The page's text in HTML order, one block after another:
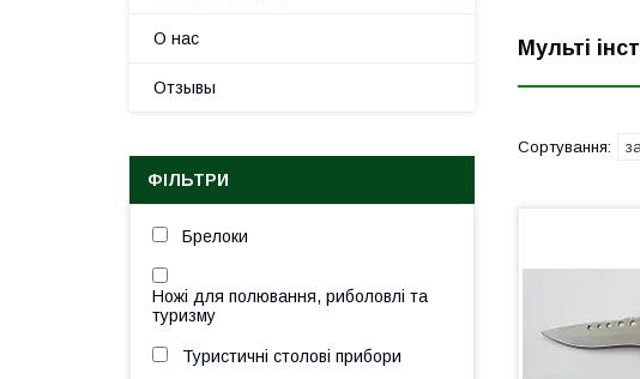
Мульті
О нас
Отзывы
ФІЛЬТРИ
Брелоки
Ножі для полювання, риболовлі та
туризму
Туристичні столові прибори